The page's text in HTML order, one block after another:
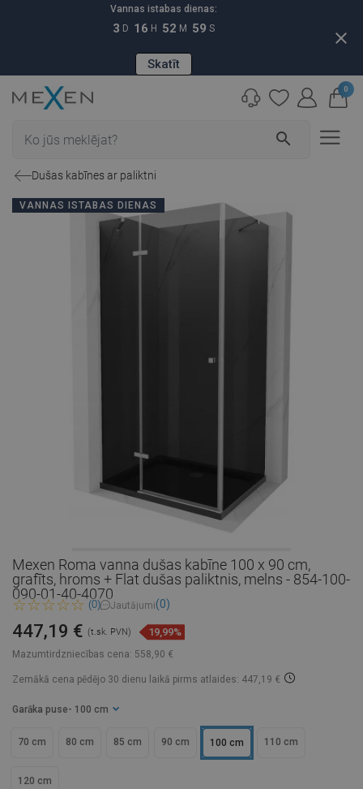
Vannas istabas dienas:
3 D 16 H 52 M 58 S
Skatīt
close
search
0
Dušas kabīnes ar paliktni
VANNAS ISTABAS DIENAS
Mexen Roma vanna dušas kabīne 100 x 90 cm,
grafīts, hroms + Flat dušas paliktnis, melns - 854-100-
090-01-40-4070
(0) Jautājumi(0)
Mazumtirdzniecības cena: 558,90 €
447,19 € (t.sk. PVN) 19,99%
Zemākā cena pēdējo 30 dienu laikā pirms atlaides: 447,19 €
Garāka puse - 100 cm
70 cm 80 cm 85 cm 90 cm 100 cm 110 cm
120 cm